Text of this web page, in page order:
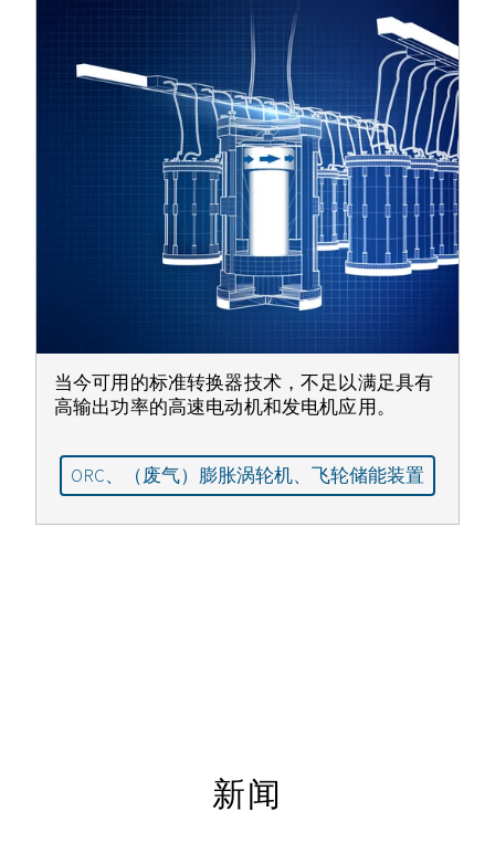
当今可用的标准转换器技术，不足以满足具有
高输出功率的高速电动机和发电机应用。
ORC、（废气）膨胀涡轮机、飞轮储能装置
新闻